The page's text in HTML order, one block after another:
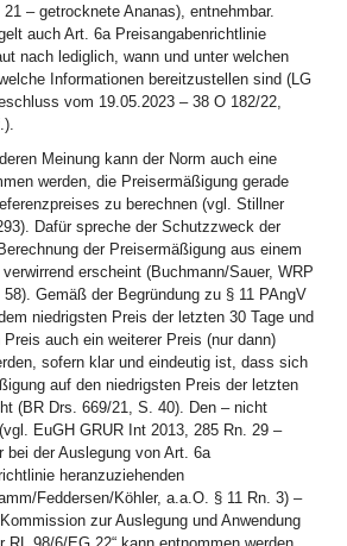
– getrocknete Ananas), entnehmbar.
auch Art. 6a Preisangabenrichtlinie
nach lediglich, wann und unter welchen
Informationen bereitzustellen sind (LG
vom 19.05.2023 – 38 O 182/22,
Meinung kann der Norm auch eine
werden, die Preisermäßigung gerade
zu berechnen (vgl. Stillner
Dafür spreche der Schutzzweck der
der Preisermäßigung aus einem
erscheint (Buchmann/Sauer, WRP
Gemäß der Begründung zu § 11 PAngV
niedrigsten Preis der letzten 30 Tage und
auch ein weiterer Preis (nur dann)
sofern klar und eindeutig ist, dass sich
auf den niedrigsten Preis der letzten
(BR Drs. 669/21, S. 40). Den – nicht
EuGH GRUR Int 2013, 285 Rn. 29 –
bei der Auslegung von Art. 6a
heranzuziehenden
Feddersen/Köhler, a.a.O. § 11 Rn. 3) –
zur Auslegung und Anwendung